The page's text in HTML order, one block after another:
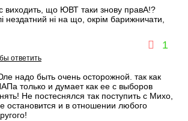
виходить, що ЮВТ таки знову правА!?
нездатний ні на що, окрім барижничати,
1
ответить
надо быть очень осторожной. так как
только и думает как ее с выборов
Не постеснялся так поступить с Михо,
остановится и в отношении любого